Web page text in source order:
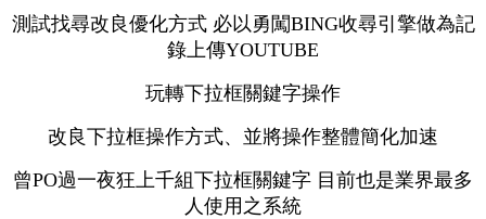
測試找尋改良優化方式 必以勇闖BING收尋引擎做為記
錄上傳YOUTUBE
玩轉下拉框關鍵字操作
改良下拉框操作方式、並將操作整體簡化加速
曾PO過一夜狂上千組下拉框關鍵字 目前也是業界最多
人使用之系統